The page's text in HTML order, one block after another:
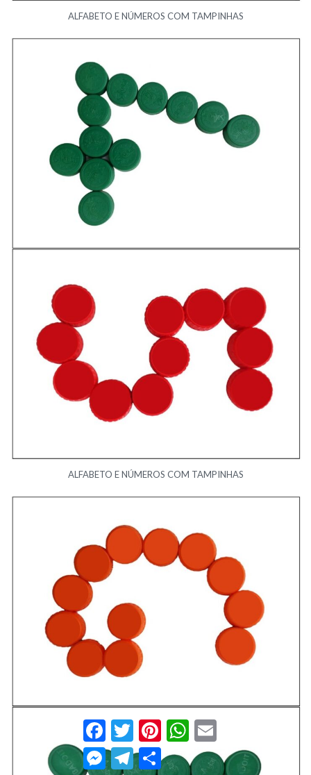
ALFABETO E NÚMEROS COM TAMPINHAS
ALFABETO E NÚMEROS COM TAMPINHAS
FacebookTwitterPinterestWhatsApp
MessengerTelegramCompartilhar